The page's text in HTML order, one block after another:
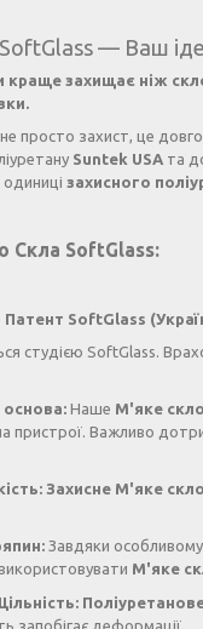
— Ваш
краще захищає ніж
просто захист, це
Suntek USA та
одиниці захисного
Скла SoftGlass:
Патент SoftGlass
студією SoftGlass.
основа: Наше М'яке скло
пристрої. Важливо
Захисне М'яке скло
Завдяки
М'яке